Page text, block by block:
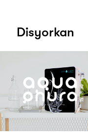
Disyorkan